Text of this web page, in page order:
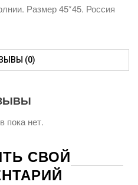
Размер 45*45. Россия
(0)
пока нет.
СВОЙ